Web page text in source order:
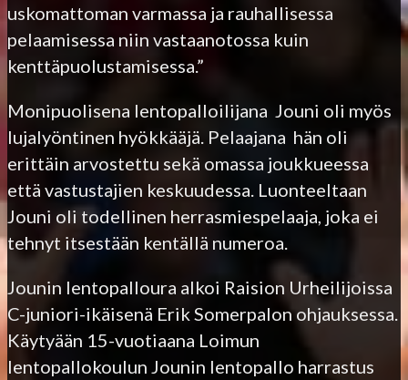
uskomattoman varmassa ja rauhallisessa
pelaamisessa niin vastaanotossa kuin
kenttäpuolustamisessa.”
Monipuolisena lentopalloilijana Jouni oli myös
lujalyöntinen hyökkääjä. Pelaajana hän oli
erittäin arvostettu sekä omassa joukkueessa
että vastustajien keskuudessa. Luonteeltaan
Jouni oli todellinen herrasmiespelaaja, joka ei
tehnyt itsestään kentällä numeroa.
Jounin lentopalloura alkoi Raision Urheilijoissa
C-juniori-ikäisenä Erik Somerpalon ohjauksessa.
Käytyään 15-vuotiaana Loimun
lentopallokoulun Jounin lentopallo harrastus